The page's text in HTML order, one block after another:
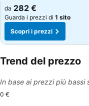
Scopri i prezzi
da 282 €
Guarda i prezzi di 1 sito
Scopri i prezzi
Trend del prezzo
In base ai prezzi più bassi
0 €